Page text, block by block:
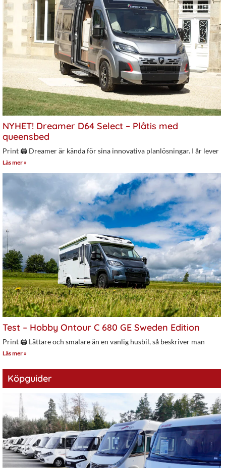
NYHET! Dreamer D64 Select – Plåtis med
queensbed
Print 🖨 Dreamer är kända för sina innovativa planlösningar. I år lever
Läs mer »
Test – Hobby Ontour C 680 GE Sweden Edition
Print 🖨 Lättare och smalare än en vanlig husbil, så beskriver man
Läs mer »
Köpguider